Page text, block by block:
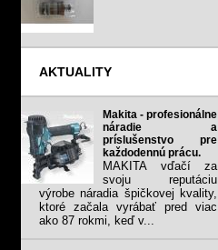
AKTUALITY
Makita - profesionálne
náradie a
príslušenstvo pre
každodennú prácu.
MAKITA vďačí za
svoju reputáciu
výrobe náradia špičkovej kvality,
ktoré začala vyrábať pred viac
ako 87 rokmi, keď v...